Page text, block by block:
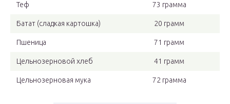
Теф 73 грамма
Батат (сладкая картошка) 20 грамм
Пшеница 71 грамм
Цельнозерновой хлеб 41 грамм
Цельнозерновая мука 72 грамма